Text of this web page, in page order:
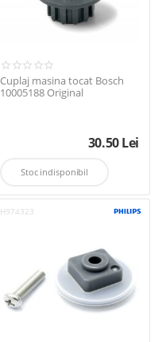
Cuplaj masina tocat Bosch
10005188 Original
30.50Lei
Stoc indisponibil
H974323